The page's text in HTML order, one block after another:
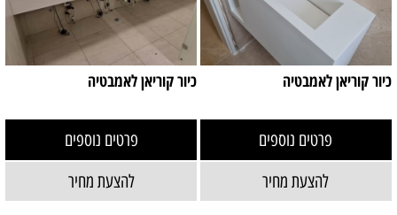
כיור קוריאן לאמבטיה
פרטים נוספים
להצעת מחיר
כיור קוריאן לאמבטיה
פרטים נוספים
להצעת מחיר